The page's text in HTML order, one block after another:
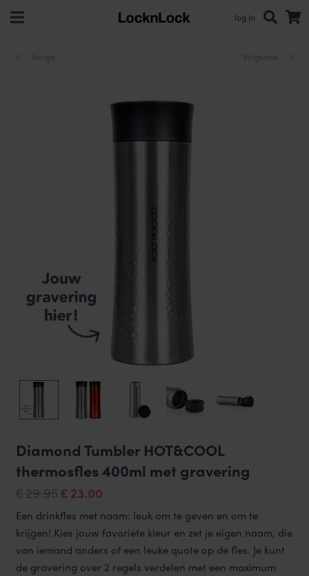
log in
Vorige Volgende
Diamond Tumbler HOT&COOL
thermosfles 400ml met gravering
€29.95Oorspronkelijke
prijs
was:
€29.95.
€ 23.00Huidige
is:
€23.00.
Een drinkfles met naam: leuk om te geven en om te
krijgen! Kies jouw favoriete kleur en zet je eigen naam, die
van iemand anders of een leuke quote op de fles. Je kunt
de gravering over 2 regels verdelen met een maximum